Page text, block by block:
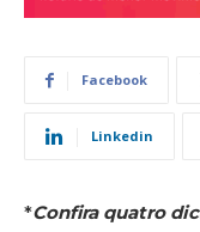
Facebook
Linkedin
*Confira quatro